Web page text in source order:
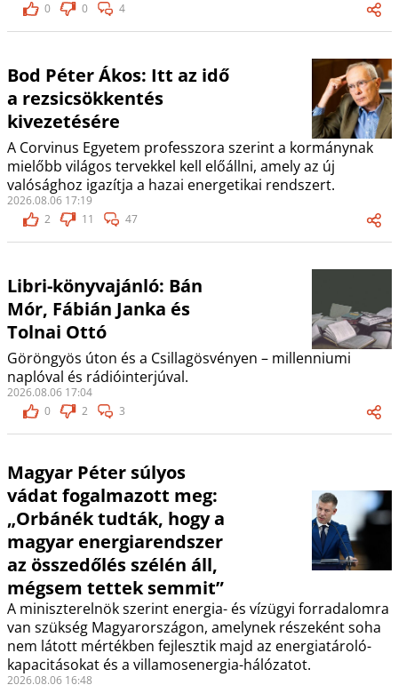
0
0 4
Bod Péter Ákos: Itt az idő
a rezsicsökkentés
kivezetésére
A Corvinus Egyetem professzora szerint a kormánynak
mielőbb világos tervekkel kell előállni, amely az új
valósághoz igazítja a hazai energetikai rendszert.
2026.08.06 17:19
2
11 47
Libri-könyvajánló: Bán
Mór, Fábián Janka és
Tolnai Ottó
Göröngyös úton és a Csillagösvényen – millenniumi
naplóval és rádióinterjúval.
2026.08.06 17:04
0
2 3
Magyar Péter súlyos
vádat fogalmazott meg:
„Orbánék tudták, hogy a
magyar energiarendszer
az összedőlés szélén áll,
mégsem tettek semmit”
A miniszterelnök szerint energia- és vízügyi forradalomra
van szükség Magyarországon, amelynek részeként soha
nem látott mértékben fejlesztik majd az energiatároló-
kapacitásokat és a villamosenergia-hálózatot.
2026.08.06 16:48